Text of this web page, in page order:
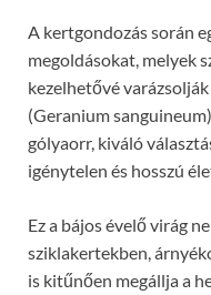
A kertgondozás során
megoldásokat, melyek
kezelhetővé
(Geranium
gólyaorr, kiváló
igénytelen és hosszú
Ez a bájos évelő virág
sziklakertekben,
is kitűnően megállja a